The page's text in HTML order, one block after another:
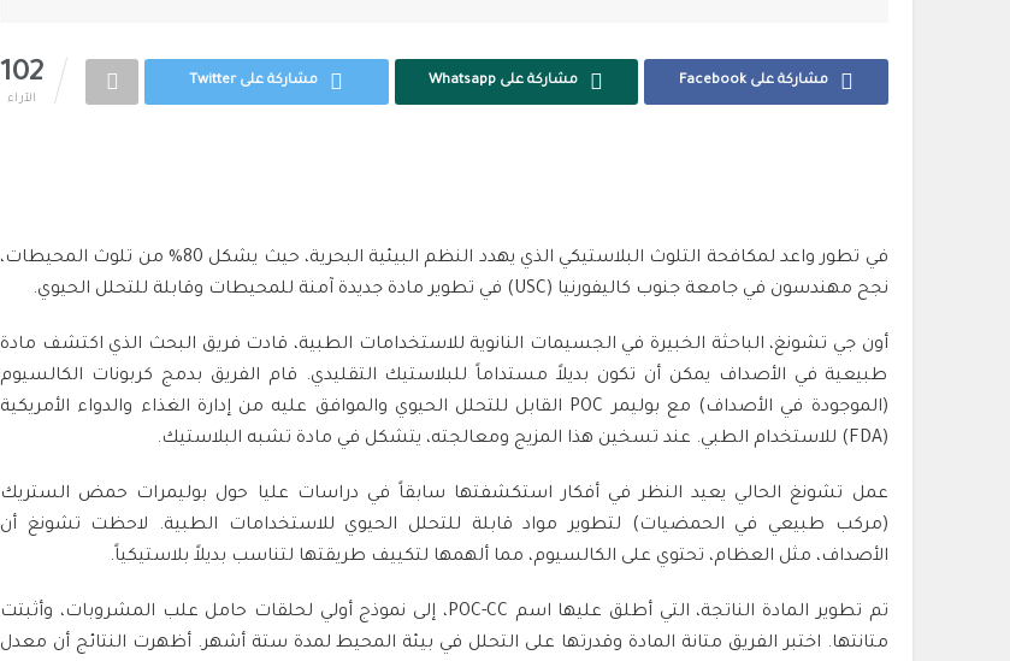
102
الآراء
مشاركة على Facebook مشاركة على Whatsapp مشاركة على Twitter
في تطور واعد لمكافحة التلوث البلاستيكي الذي يهدد النظم البيئية البحرية، حيث يشكل 80% من تلوث المحيطات،
نجح مهندسون في جامعة جنوب كاليفورنيا (USC) في تطوير مادة جديدة آمنة للمحيطات وقابلة للتحلل الحيوي.
أون جي تشونغ، الباحثة الخبيرة في الجسيمات النانوية للاستخدامات الطبية، قادت فريق البحث الذي اكتشف مادة
طبيعية في الأصداف يمكن أن تكون بديلاً مستداماً للبلاستيك التقليدي. قام الفريق بدمج كربونات الكالسيوم
(الموجودة في الأصداف) مع بوليمر POC القابل للتحلل الحيوي والموافق عليه من إدارة الغذاء والدواء الأمريكية
(FDA) للاستخدام الطبي. عند تسخين هذا المزيج ومعالجته، يتشكل في مادة تشبه البلاستيك.
عمل تشونغ الحالي يعيد النظر في أفكار استكشفتها سابقاً في دراسات عليا حول بوليمرات حمض الستريك
(مركب طبيعي في الحمضيات) لتطوير مواد قابلة للتحلل الحيوي للاستخدامات الطبية. لاحظت تشونغ أن
الأصداف، مثل العظام، تحتوي على الكالسيوم، مما ألهمها لتكييف طريقتها لتناسب بديلاً بلاستيكياً.
تم تطوير المادة الناتجة، التي أطلق عليها اسم POC-CC، إلى نموذج أولي لحلقات حامل علب المشروبات، وأثبتت
متانتها. اختبر الفريق متانة المادة وقدرتها على التحلل في بيئة المحيط لمدة ستة أشهر. أظهرت النتائج أن معدل